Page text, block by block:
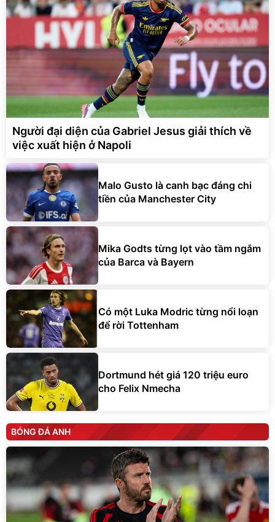
Người đại diện của Gabriel Jesus giải thích về
việc xuất hiện ở Napoli
Malo Gusto là canh bạc đáng chi
tiền của Manchester City
Mika Godts từng lọt vào tầm ngắm
của Barca và Bayern
Có một Luka Modric từng nổi loạn
để rời Tottenham
Dortmund hét giá 120 triệu euro
cho Felix Nmecha
BÓNG ĐÁ ANH